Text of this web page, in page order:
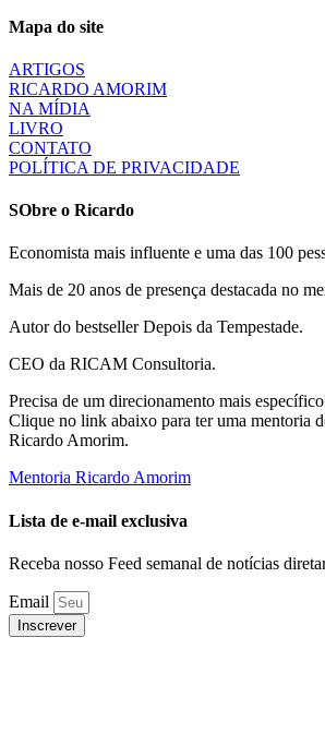
Mapa do site
ARTIGOS
RICARDO AMORIM
NA MÍDIA
LIVRO
CONTATO
POLÍTICA DE PRIVACIDADE
SObre o Ricardo
Economista mais influente e uma das 100
Mais de 20 anos de presença destacada no
Autor do bestseller Depois da Tempestade.
CEO da RICAM Consultoria.
Precisa de um direcionamento mais
Clique no link abaixo para ter uma mentoria
Ricardo Amorim.
Mentoria Ricardo Amorim
Lista de e-mail exclusiva
Receba nosso Feed semanal de notícias
Email
Inscrever